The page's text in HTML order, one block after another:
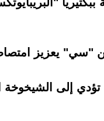
"سي" يعزيز
إلى الشيخوخة